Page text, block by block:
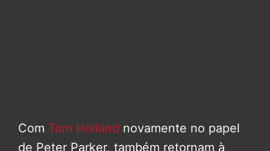
Com Tom Holland novamente no papel
de Peter Parker, também retornam à